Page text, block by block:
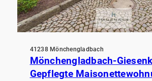
41238 Mönchengladbach
Mönchengladbach-
Gepflegte